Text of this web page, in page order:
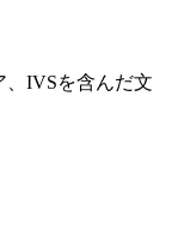
、IVSを含んだ文